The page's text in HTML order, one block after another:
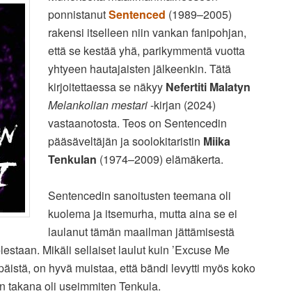
ponnistanutSentenced (1989–2005)
rakensi itselleen niin vankan fanipohjan,
että se kestää yhä, parikymmentä vuotta
yhtyeen hautajaisten jälkeenkin. Tätä
kirjoitettaessa se näkyy Nefertiti Malatyn
Melankolian mestari-kirjan (2024)
vastaanotosta. Teos on Sentencedin
pääsäveltäjän ja soolokitaristin Miika
Tenkulan (1974–2009) elämäkerta.
Sentencedin sanoitusten teemana oli
kuolema ja itsemurha, mutta aina se ei
laulanut tämän maailman jättämisestä
Mikäli sellaiset laulut kuin ’Excuse Me
on hyvä muistaa, että bändi levytti myös koko
takana oli useimmiten Tenkula.